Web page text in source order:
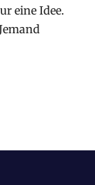
eine Idee.